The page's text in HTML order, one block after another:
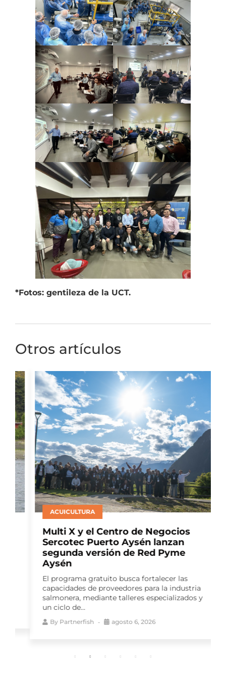
*Fotos: gentileza de la UCT.
Otros artículos
ACUICULTURA
Multi X y el Centro de Negocios
Sercotec Puerto Aysén lanzan
segunda versión de Red Pyme
Aysén
El programa gratuito busca fortalecer las
capacidades de proveedores para la industria
salmonera, mediante talleres especializados y
un ciclo de...
ByPartnerfish agosto 6, 2026